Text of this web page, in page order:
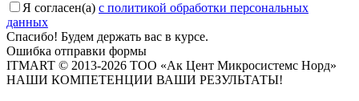
Я согласен(a) с политикой обработки персональных
данных
Спасибо! Будем держать вас в курсе.
Ошибка отправки формы
ITMART © 2013-2026 ТОО «Ак Цент Микросистемс Норд»
НАШИ КОМПЕТЕНЦИИ ВАШИ РЕЗУЛЬТАТЫ!